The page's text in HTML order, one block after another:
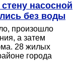
насосной
без воды
произошло
а затем
28 жилых
города